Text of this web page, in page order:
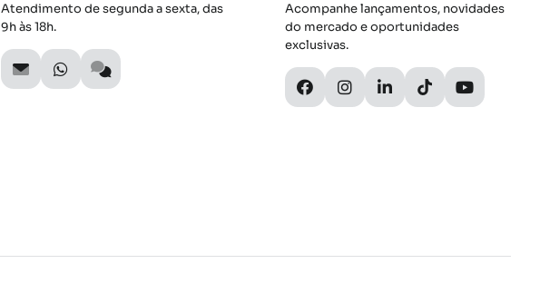
Atendimento de segunda a sexta, das
9h às 18h.
Acompanhe lançamentos, novidades
do mercado e oportunidades
exclusivas.